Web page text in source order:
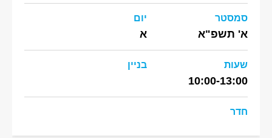
סמסטר
א' תשפ"א
יום
א
שעות
10:00-13:00
בניין
חדר